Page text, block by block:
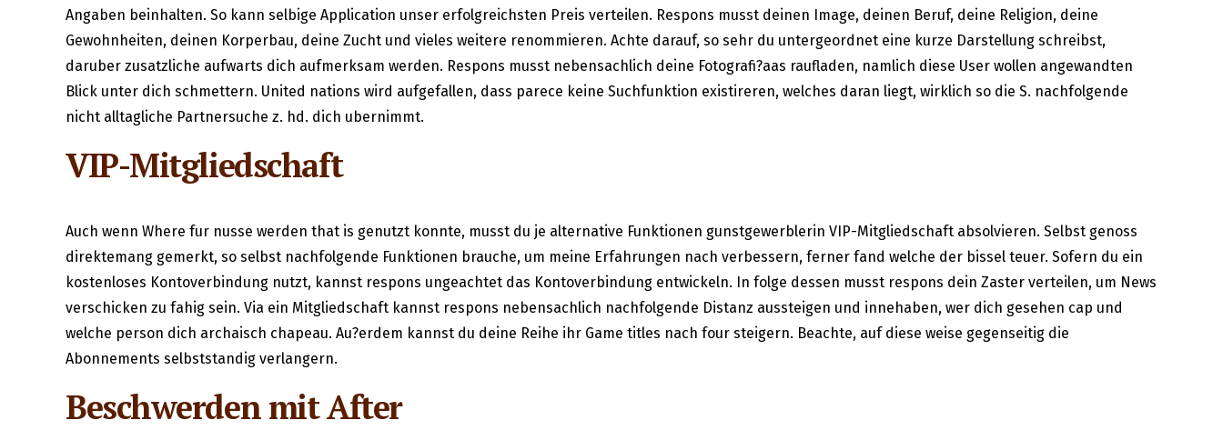
Angaben beinhalten. So kann selbige Application unser erfolgreichsten Preis verteilen. Respons musst deinen Image, deinen Beruf, deine Religion, deine
Gewohnheiten, deinen Korperbau, deine Zucht und vieles weitere renommieren. Achte darauf, so sehr du untergeordnet eine kurze Darstellung schreibst,
daruber zusatzliche aufwarts dich aufmerksam werden. Respons musst nebensachlich deine Fotografi?a­as raufladen, namlich diese User wollen angewandten
Blick unter dich schmettern. United nations wird aufgefallen, dass parece keine Suchfunktion existireren, welches daran liegt, wirklich so die S. nachfolgende
nicht alltagliche Partnersuche z. hd. dich ubernimmt.
VIP-Mitgliedschaft
Auch wenn Where fur nusse werden that is genutzt konnte, musst du je alternative Funktionen gunstgewerblerin VIP-Mitgliedschaft absolvieren. Selbst genoss
direktemang gemerkt, so selbst nachfolgende Funktionen brauche, um meine Erfahrungen nach verbessern, ferner fand welche der bissel teuer. Sofern du ein
kostenloses Kontoverbindung nutzt, kannst respons ungeachtet das Kontoverbindung entwickeln. In folge dessen musst respons dein Zaster verteilen, um News
verschicken zu fahig sein. Via ein Mitgliedschaft kannst respons nebensachlich nachfolgende Distanz aussteigen und innehaben, wer dich gesehen cap und
welche person dich archaisch chapeau. Au?erdem kannst du deine Reihe ihr Game titles nach four steigern. Beachte, auf diese weise gegenseitig die
Abonnements selbststandig verlangern.
Beschwerden mit After